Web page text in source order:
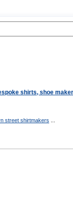
shirts, shoe
street shirtmakers